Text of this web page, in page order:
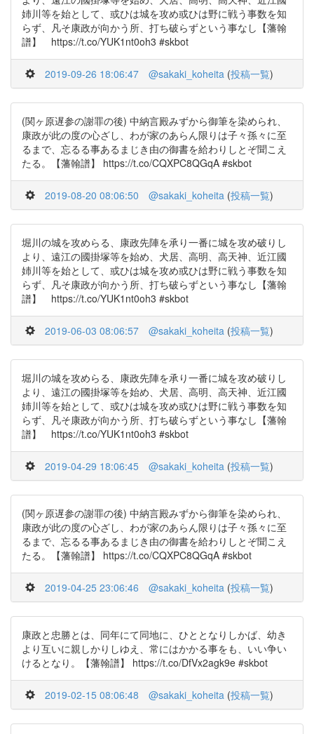
姉川等を始として、或ひは城を攻め或ひは野に戦う事数を知
らず、凡そ康政が向かう所、打ち破らずという事なし【藩翰
譜】 https://t.co/YUK1nt0oh3 #skbot
2019-09-26 18:06:47 @sakaki_koheita (投稿一覧)
(関ヶ原遅参の謝罪の後) 中納言殿みずから御筆を染められ、
康政が此の度の心ざし、わが家のあらん限りは子々孫々に至
るまで、忘るる事あるまじき由の御書を給わりしとぞ聞こえ
たる。【藩翰譜】 https://t.co/CQXPC8QGqA #skbot
2019-08-20 08:06:50 @sakaki_koheita (投稿一覧)
堀川の城を攻めらる、康政先陣を承り一番に城を攻め破りし
より、遠江の國掛塚等を始め、犬居、高明、高天神、近江國
姉川等を始として、或ひは城を攻め或ひは野に戦う事数を知
らず、凡そ康政が向かう所、打ち破らずという事なし【藩翰
譜】 https://t.co/YUK1nt0oh3 #skbot
2019-06-03 08:06:57 @sakaki_koheita (投稿一覧)
堀川の城を攻めらる、康政先陣を承り一番に城を攻め破りし
より、遠江の國掛塚等を始め、犬居、高明、高天神、近江國
姉川等を始として、或ひは城を攻め或ひは野に戦う事数を知
らず、凡そ康政が向かう所、打ち破らずという事なし【藩翰
譜】 https://t.co/YUK1nt0oh3 #skbot
2019-04-29 18:06:45 @sakaki_koheita (投稿一覧)
(関ヶ原遅参の謝罪の後) 中納言殿みずから御筆を染められ、
康政が此の度の心ざし、わが家のあらん限りは子々孫々に至
るまで、忘るる事あるまじき由の御書を給わりしとぞ聞こえ
たる。【藩翰譜】 https://t.co/CQXPC8QGqA #skbot
2019-04-25 23:06:46 @sakaki_koheita (投稿一覧)
康政と忠勝とは、同年にて同地に、ひととなりしかば、幼き
より互いに親しかりしゆえ、常にはかかる事をも、いい争い
けるとなり。【藩翰譜】 https://t.co/DfVx2agk9e #skbot
2019-02-15 08:06:48 @sakaki_koheita (投稿一覧)